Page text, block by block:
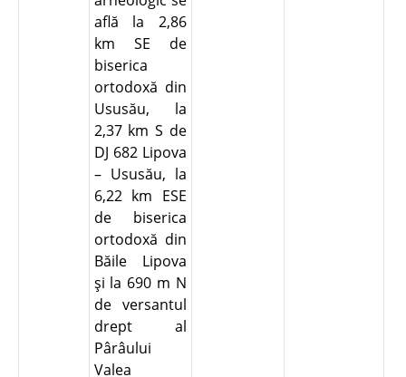
află la 2,86
km SE de
biserica
ortodoxă din
Ususău, la
2,37 km S de
DJ 682 Lipova
– Ususău, la
6,22 km ESE
de biserica
ortodoxă din
Băile Lipova
şi la 690 m N
de versantul
drept al
Pârâului
Valea